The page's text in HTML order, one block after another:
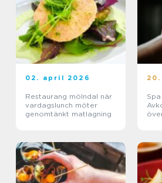
02. april 2026
Restaurang mölndal när
vardagslunch möter
genomtänkt matlagning